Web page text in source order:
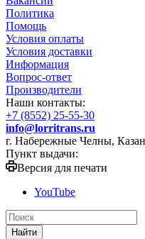
Политика
Помощь
Условия оплаты
Условия доставки
Информация
Вопрос-ответ
Производители
Наши контакты:
+7 (8552) 25-55-30
info@lorritrans.ru
г. Набережные Челны,
Пункт выдачи:
Версия для печати
YouTube
Найти